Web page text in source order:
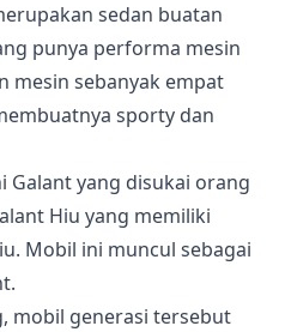
sedan buatan
punya performa mesin
mesin sebanyak empat
sporty dan
Galant yang disukai orang
Hiu yang memiliki
Mobil ini muncul sebagai
mobil generasi tersebut